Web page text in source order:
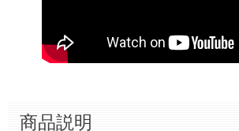
商品説明